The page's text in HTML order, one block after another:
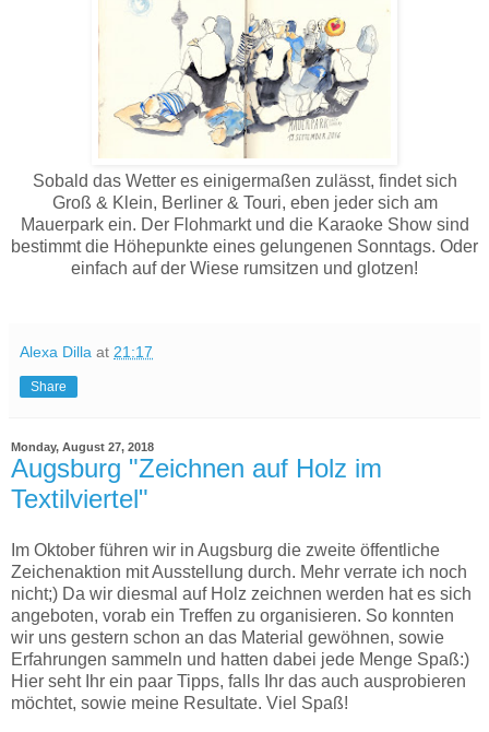
Sobald das Wetter es einigermaßen zulässt, findet sich
Groß & Klein, Berliner & Touri, eben jeder sich am
Mauerpark ein. Der Flohmarkt und die Karaoke Show sind
bestimmt die Höhepunkte eines gelungenen Sonntags. Oder
einfach auf der Wiese rumsitzen und glotzen!
Alexa Dilla at 21:17
Share
Monday, August 27, 2018
Augsburg "Zeichnen auf Holz im
Textilviertel"
Im Oktober führen wir in Augsburg die zweite öffentliche
Zeichenaktion mit Ausstellung durch. Mehr verrate ich noch
nicht;) Da wir diesmal auf Holz zeichnen werden hat es sich
angeboten, vorab ein Treffen zu organisieren. So konnten
wir uns gestern schon an das Material gewöhnen, sowie
Erfahrungen sammeln und hatten dabei jede Menge Spaß:)
Hier seht Ihr ein paar Tipps, falls Ihr das auch ausprobieren
möchtet, sowie meine Resultate. Viel Spaß!